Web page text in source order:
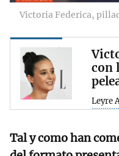
Victoria Federica,
con
Leyre
Tal y como han